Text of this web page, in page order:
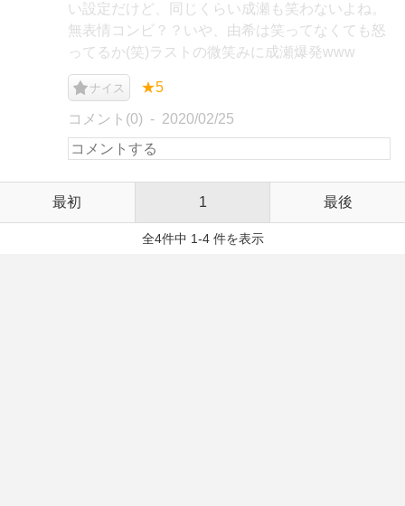
い設定だけど、同じくらい成瀬も笑わないよね。
無表情コンビ？？いや、由希は笑ってなくても怒
ってるか(笑)ラストの微笑みに成瀬爆発www
ナイス ★5
コメント(0) 2020/02/25
最初 1 最後
全4件中 1-4 件を表示